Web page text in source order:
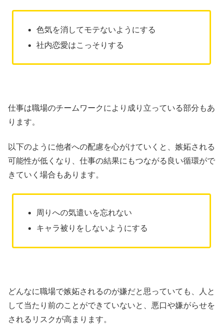
色気を消してモテないようにする
社内恋愛はこっそりする
仕事は職場のチームワークにより成り立っている部分もあ
ります。
以下のように他者への配慮を心がけていくと、嫉妬される
可能性が低くなり、仕事の結果にもつながる良い循環がで
きていく場合もあります。
周りへの気遣いを忘れない
キャラ被りをしないようにする
どんなに職場で嫉妬されるのが嫌だと思っていても、人と
して当たり前のことができていないと、悪口や嫌がらせを
されるリスクが高まります。